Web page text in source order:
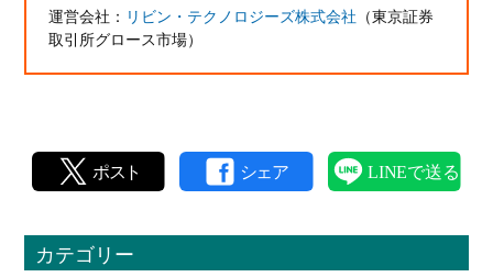
運営会社： リビン・テクノロジーズ株式会社 （東京証券
取引所グロース市場）
カテゴリー